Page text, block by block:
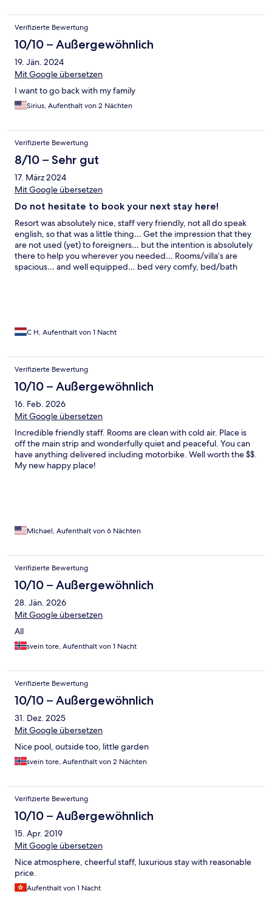
Verifizierte Bewertung
10/10 – Außergewöhnlich
19. Jän. 2024
Mit Google übersetzen
I want to go back with my family
Sirius, Aufenthalt von 2 Nächten
Verifizierte Bewertung
8/10 – Sehr gut
17. März 2024
Mit Google übersetzen
Do not hesitate to book your next stay here!
Resort was absolutely nice, staff very friendly, not all do speak
english, so that was a little thing… Get the impression that they
are not used (yet) to foreigners… but the intention is absolutely
there to help you wherever you needed… Rooms/villa’s are
spacious… and well equipped… bed very comfy, bed/bath
resort, chapeau…!!! Can highly recommend this resort!!
C H, Aufenthalt von 1 Nacht
Verifizierte Bewertung
10/10 – Außergewöhnlich
16. Feb. 2026
Mit Google übersetzen
Incredible friendly staff. Rooms are clean with cold air. Place is
off the main strip and wonderfully quiet and peaceful. You can
have anything delivered including motorbike. Well worth the $$.
My new happy place!
MIchael, Aufenthalt von 6 Nächten
Verifizierte Bewertung
10/10 – Außergewöhnlich
28. Jän. 2026
Mit Google übersetzen
All
svein tore, Aufenthalt von 1 Nacht
Verifizierte Bewertung
10/10 – Außergewöhnlich
31. Dez. 2025
Mit Google übersetzen
Nice pool, outside too, little garden
svein tore, Aufenthalt von 2 Nächten
Verifizierte Bewertung
10/10 – Außergewöhnlich
15. Apr. 2019
Mit Google übersetzen
Nice atmosphere, cheerful staff, luxurious stay with reasonable
price.
Aufenthalt von 1 Nacht